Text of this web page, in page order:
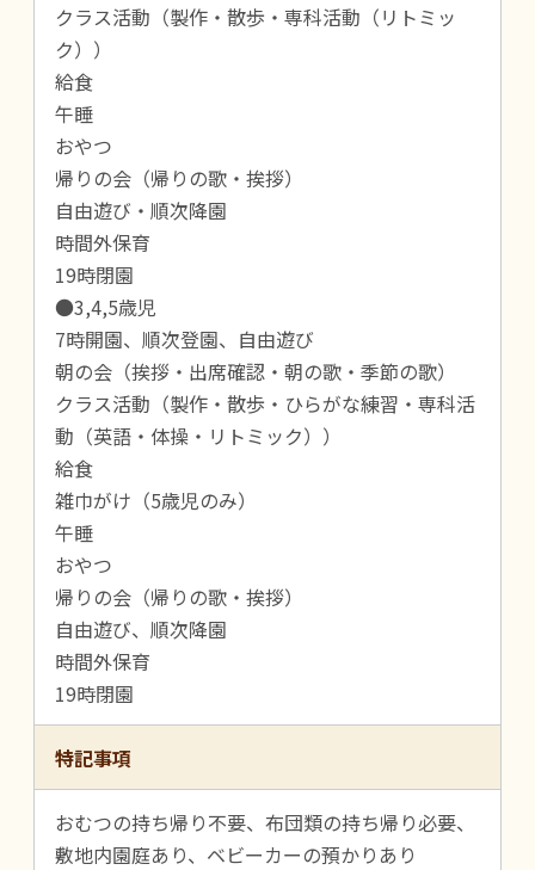
クラス活動（製作・散歩・専科活動（リトミッ
ク））
給食
午睡
おやつ
帰りの会（帰りの歌・挨拶）
自由遊び・順次降園
時間外保育
19時閉園
●3,4,5歳児
7時開園、順次登園、自由遊び
朝の会（挨拶・出席確認・朝の歌・季節の歌）
クラス活動（製作・散歩・ひらがな練習・専科活
動（英語・体操・リトミック））
給食
雑巾がけ（5歳児のみ）
午睡
おやつ
帰りの会（帰りの歌・挨拶）
自由遊び、順次降園
時間外保育
19時閉園
特記事項
おむつの持ち帰り不要、布団類の持ち帰り必要、
敷地内園庭あり、ベビーカーの預かりあり